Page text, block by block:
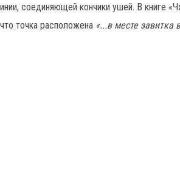
соединяющей кончики ушей. В книге
точка расположена «...в месте завитка